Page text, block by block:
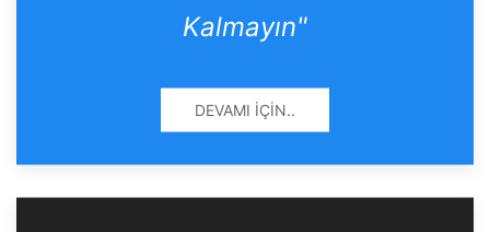
Kalmayın"
DEVAMI İÇIN..